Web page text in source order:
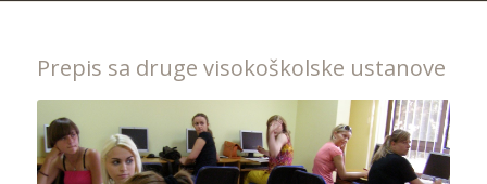
Prepis sa druge visokoškolske ustanove